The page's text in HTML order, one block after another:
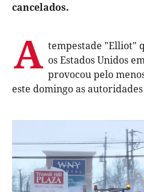
cancelados.
A tempestade "Elliot"
os Estados Unidos
provocou pelo
este domingo as